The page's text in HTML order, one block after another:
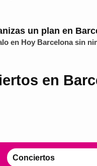
un plan en
en Hoy Barcelonasin
en
Conciertos